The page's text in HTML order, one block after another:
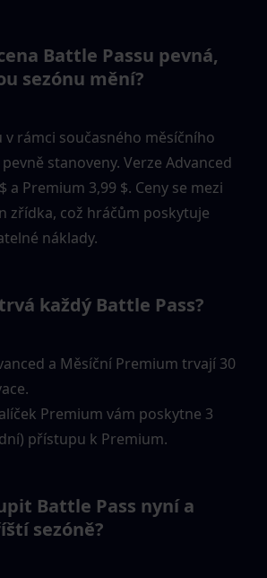
Battle Passu pevná,
sezónu mění?
v rámci současného měsíčního
stanoveny. Verze Advanced
a Premium 3,99 $. Ceny se mezi
zřídka, což hráčům poskytuje
náklady.
každý Battle Pass?
a Měsíční Premium trvají 30
Premium vám poskytne 3
přístupu k Premium.
Battle Pass nyní a
sezóně?